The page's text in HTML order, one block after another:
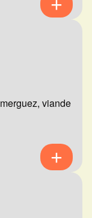
viande